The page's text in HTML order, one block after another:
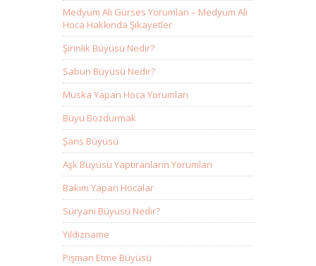
Medyum Ali Gürses Yorumları – Medyum Ali
Hoca Hakkında Şikayetler
Şirinlik Büyüsü Nedir?
Sabun Büyüsü Nedir?
Muska Yapan Hoca Yorumları
Büyü Bozdurmak
Şans Büyüsü
Aşk Büyüsü Yaptıranların Yorumları
Bakım Yapan Hocalar
Süryani Büyüsü Nedir?
Yıldızname
Pişman Etme Büyüsü